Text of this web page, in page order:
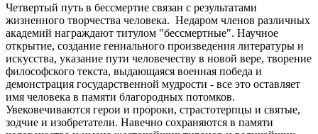
Четвертый путь в бессмертие связан с результатами
жизненного творчества человека. Недаром членов различных
академий награждают титулом "бессмертные". Научное
открытие, создание гениального произведения литературы и
искусства, указание пути человечеству в новой вере, творение
философского текста, выдающаяся военная победа и
демонстрация государственной мудрости - все это оставляет
имя человека в памяти благородных потомков.
Увековечиваются герои и пророки, страстотерпцы и святые,
зодчие и изобретатели. Навечно сохраняются в памяти